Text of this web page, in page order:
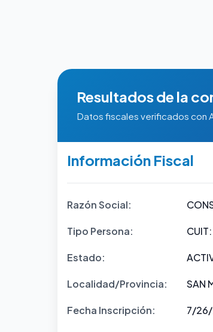
Resultados de la
Datos fiscales verificados con
Información Fiscal
Razón Social:
Tipo Persona:
Estado:
Localidad/Provincia: SAN
Fecha Inscripción: 7/